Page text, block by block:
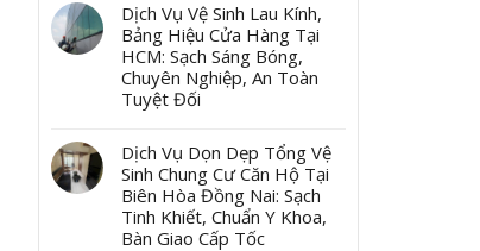
Dịch Vụ Vệ Sinh Lau Kính,
Bảng Hiệu Cửa Hàng Tại
HCM: Sạch Sáng Bóng,
Chuyên Nghiệp, An Toàn
Tuyệt Đối
Dịch Vụ Dọn Dẹp Tổng Vệ
Sinh Chung Cư Căn Hộ Tại
Biên Hòa Đồng Nai: Sạch
Tinh Khiết, Chuẩn Y Khoa,
Bàn Giao Cấp Tốc